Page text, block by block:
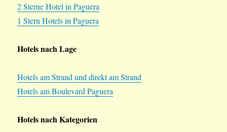
2 Sterne Hotel in Paguera
1 Stern Hotels in Paguera
Hotels nach Lage
Hotels am Strand und direkt am Strand
Hotels am Boulevard Paguera
Hotels nach Kategorien